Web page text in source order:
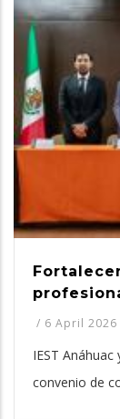
/ 6 April 2026
IEST
convenio de